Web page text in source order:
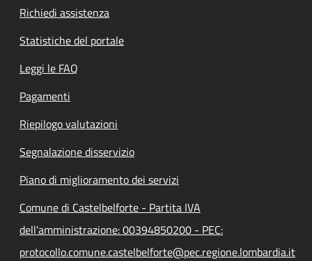
Richiedi assistenza
Statistiche del portale
Leggi le FAQ
Pagamenti
Riepilogo valutazioni
Segnalazione disservizio
Piano di miglioramento dei servizi
Comune di Castelbelforte - Partita IVA
dell'amministrazione: 00394850200 - PEC:
protocollo.comune.castelbelforte@pec.regione.lombardia.it